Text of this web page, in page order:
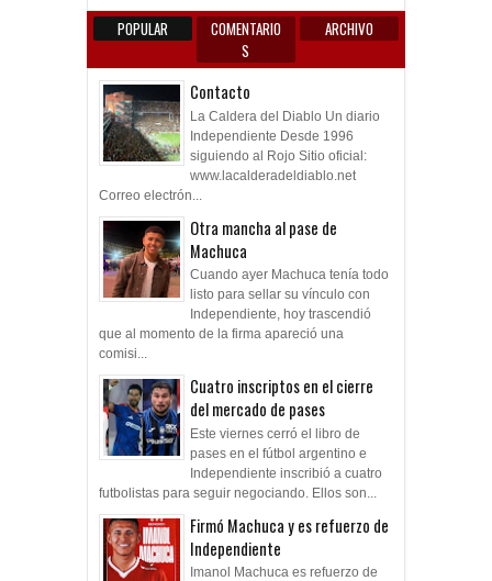
POPULAR
COMENTARIO
S
ARCHIVO
Contacto
La Caldera del Diablo Un diario
Independiente Desde 1996
siguiendo al Rojo Sitio oficial:
www.lacalderadeldiablo.net
Correo electrón...
Otra mancha al pase de
Machuca
Cuando ayer Machuca tenía todo
listo para sellar su vínculo con
Independiente, hoy trascendió
que al momento de la firma apareció una
comisi...
Cuatro inscriptos en el cierre
del mercado de pases
Este viernes cerró el libro de
pases en el fútbol argentino e
Independiente inscribió a cuatro
futbolistas para seguir negociando. Ellos son...
Firmó Machuca y es refuerzo de
Independiente
Imanol Machuca es refuerzo de